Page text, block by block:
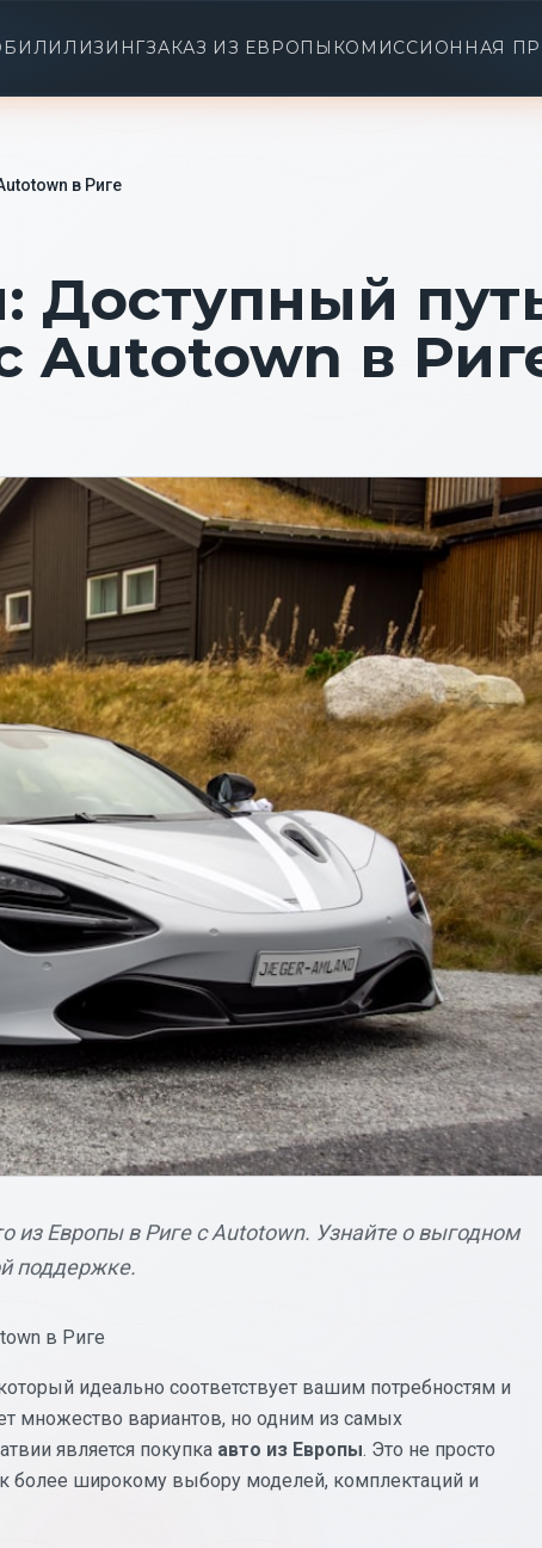
ЛИЗИНГЗАКАЗ ИЗ ЕВРОПЫ КОМИССИОННАЯ
в Риге
Доступный
Autotown в
из Европы в Риге с Autotown. Узнайте о выгодном
поддержке.
в Риге
идеально соответствует вашим потребностям и
множество вариантов, но одним из самых
является покупка авто из Европы. Это не просто
более широкому выбору моделей, комплектаций и